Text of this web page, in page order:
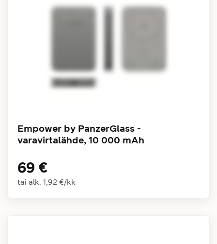
Empower by PanzerGlass -
varavirtalähde, 10 000 mAh
69 €
tai alk. 1,92 €/kk